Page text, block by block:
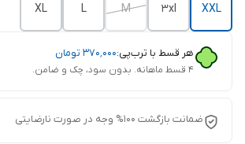
XXL
3xl
M
L
XL
هر قسط با ترب‌پی:۳۷۰٬۰۰۰ تومان
۴ قسط ماهانه. بدون سود، چک و ضامن.
ضمانت بازگشت 100% وجه در صورت نارضایتی